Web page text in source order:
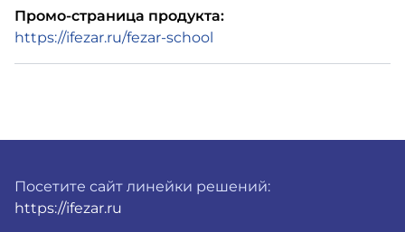
Промо-страница продукта:
https://ifezar.ru/fezar-school
Посетите сайт линейки решений:
https://ifezar.ru